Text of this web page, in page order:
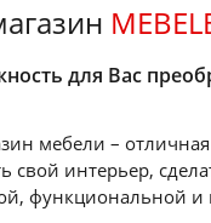
для Вас
мебели –
свой интерьер,
функциональной